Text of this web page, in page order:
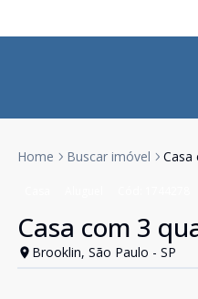
Home Buscar imóvel Casa
Casa com 3
Brooklin, São Paulo - SP